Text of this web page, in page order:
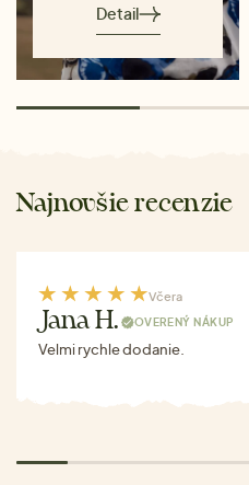
Detail
Najnovšie recenzie
Včera
Jana H. OVERENÝ NÁKUP
Velmi rychle dodanie.